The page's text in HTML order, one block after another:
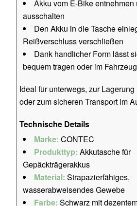
Akku vom E-Bike entnehmen
ausschalten
Den Akku in die Tasche
Reißverschluss verschließen
Dank handlicher Form lässt
bequem tragen oder im
Ideal für unterwegs, zur
oder zum sicheren Transport im
Technische Details
Marke: CONTEC
Produkttyp: Akkutasche für
Gepäckträgerakkus
Material: Strapazierfähiges,
wasserabweisendes Gewebe
Farbe: Schwarz mit